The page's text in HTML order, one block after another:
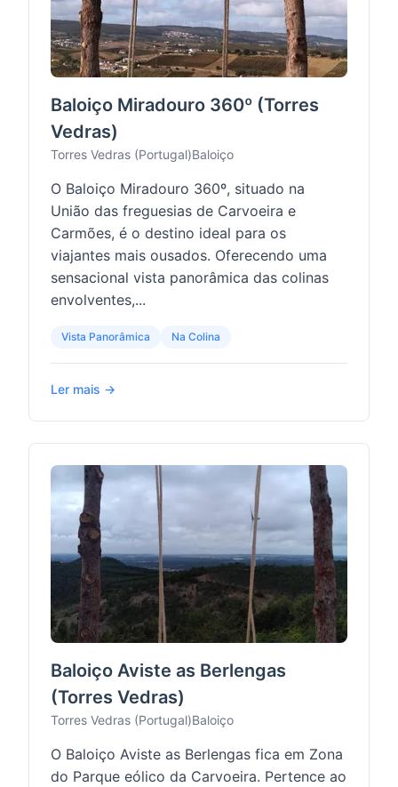
Baloiço Miradouro 360º (Torres
Vedras)
Torres Vedras (Portugal)Baloiço
O Baloiço Miradouro 360º, situado na
União das freguesias de Carvoeira e
Carmões, é o destino ideal para os
viajantes mais ousados. Oferecendo uma
sensacional vista panorâmica das colinas
envolventes,...
Vista Panorâmica Na Colina
Ler mais →
Baloiço Aviste as Berlengas
(Torres Vedras)
Torres Vedras (Portugal)Baloiço
O Baloiço Aviste as Berlengas fica em Zona
do Parque eólico da Carvoeira. Pertence ao